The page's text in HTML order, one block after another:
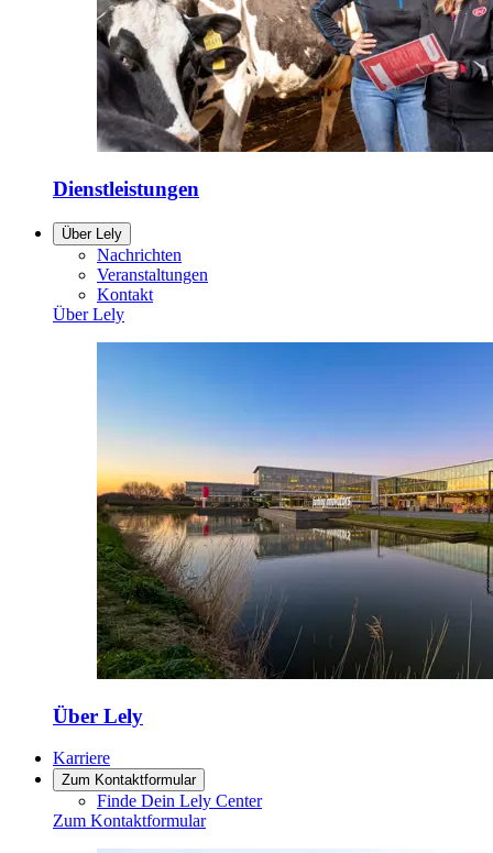
Dienstleistungen
Über Lely
Nachrichten
Veranstaltungen
Kontakt
Über Lely
Über Lely
Karriere
Zum Kontaktformular
Finde Dein Lely Center
Zum Kontaktformular